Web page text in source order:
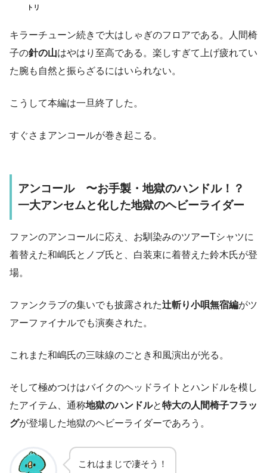
トリ
キラーチューン続きで大はしゃぎのフロアである。人間椅
子の針の山はやはり至高である。楽しすぎて上げ疲れてい
た腕も自然と振らざるにはいられない。
こうして本編は一旦終了した。
すぐさまアンコールが巻き起こる。
アンコール 〜お手製・地獄のハンドル！？
一大アンセムと化した地獄のヘビーライダー
ファンのアンコールに応え、お馴染みのツアーTシャツに
着替えた和嶋氏とノブ氏と、白装束に着替えた鈴木氏が登
場。
ファンクラブの集いでも披露された辻斬り小唄無宿編がツ
アーファイナルでも演奏された。
これまた和嶋氏の三味線のごとき和風演出が光る。
そして極めつけはバイクのヘッドライトとハンドルを模し
たアイテム、通称地獄のハンドルと特大の人間椅子フラッ
グが登場した地獄のヘビーライダーであろう。
これはまじで凄そう！